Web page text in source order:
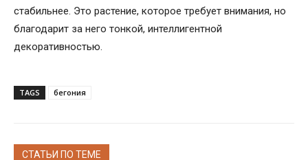
стабильнее. Это растение, которое требует внимания, но
благодарит за него тонкой, интеллигентной
декоративностью.
TAGS бегония
СТАТЬИ ПО ТЕМЕ